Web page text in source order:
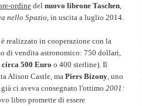
ordinedel nuovo librone Taschen
nello Spazio , in uscita a luglio 2014.
realizzato in cooperazione con la
di vendita astronomico: 750 dollari,
circa 500 Euro o 400 sterline). Il
Alison Castle, ma Piers Bizony , uno
ci aveva consegnato l'ottimo 2001:
libro promette di essere